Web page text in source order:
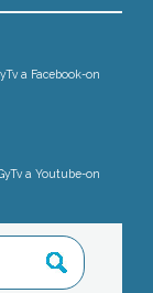
a Facebook-on
a Youtube-on